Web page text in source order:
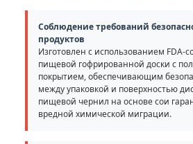
Соблюдение требований
продуктов
Изготовлен с использованием FDA-
пищевой гофрированной доски с
покрытием, обеспечивающим
между упаковкой и поверхностью
пищевой чернил на основе сои
вредной химической миграции.